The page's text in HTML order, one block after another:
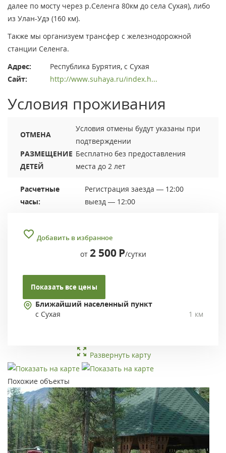
далее по мосту через р.Селенга 80км до села Сухая), либо
из Улан-Удэ (160 км).
Также мы организуем трансфер с железнодорожной
станции Селенга.
Адрес:
Республика Бурятия, с Сухая
Сайт:
http://www.suhaya.ru/index.h...
Условия проживания
ОТМЕНА
Условия отмены будут указаны при
подтверждении
РАЗМЕЩЕНИЕ
ДЕТЕЙ
Бесплатно без предоставления
места до 2 лет
Расчетные
часы:
Регистрация заезда — 12:00
выезд — 12:00
Добавить в избранное
от 2 500 Р/сутки
Показать все цены
Ближайший населенный пункт
с Сухая
1 км
Развернуть карту
Похожие объекты